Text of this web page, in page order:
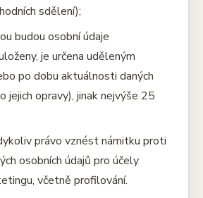
sdělení);
budou osobní údaje
je určena uděleným
po dobu aktuálnosti daných
jejich opravy), jinak nejvýše 25
právo vznést námitku proti
osobních údajů pro účely
včetně profilování.